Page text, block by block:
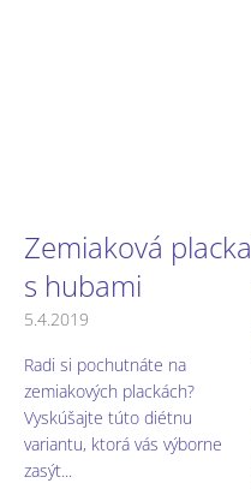
Zemiaková placka
s hubami
5.4.2019
Radi si pochutnáte na
zemiakových plackách?
Vyskúšajte túto diétnu
variantu, ktorá vás výborne
zasýt...